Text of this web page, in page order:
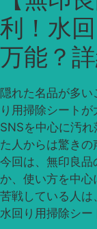
利！水
万能？
隠れた名品が多
り用掃除シート
SNSを中心に汚
た人からは驚き
今回は、無印良
か、使い方を中
苦戦している人
水回り用掃除シ